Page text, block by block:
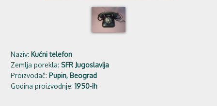
Naziv: Kućni telefon
Zemlja porekla:SFR Jugoslavija
Proizvođač: Pupin, Beograd
Godina proizvodnje:1950-ih